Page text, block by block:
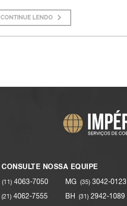
CONTINUE LENDO
CONSULTE NOSSA EQUIPE
(11) 4063-7050
(21) 4062-7555
MG (35) 3042-0123
BH (31) 2942-1089